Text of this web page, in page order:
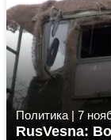
Политика | 7
RusVesna: